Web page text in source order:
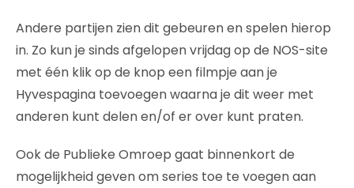
Andere partijen zien dit gebeuren en spelen hierop
in. Zo kun je sinds afgelopen vrijdag op de NOS-site
met één klik op de knop een filmpje aan je
Hyvespagina toevoegen waarna je dit weer met
anderen kunt delen en/of er over kunt praten.
Ook de Publieke Omroep gaat binnenkort de
mogelijkheid geven om series toe te voegen aan